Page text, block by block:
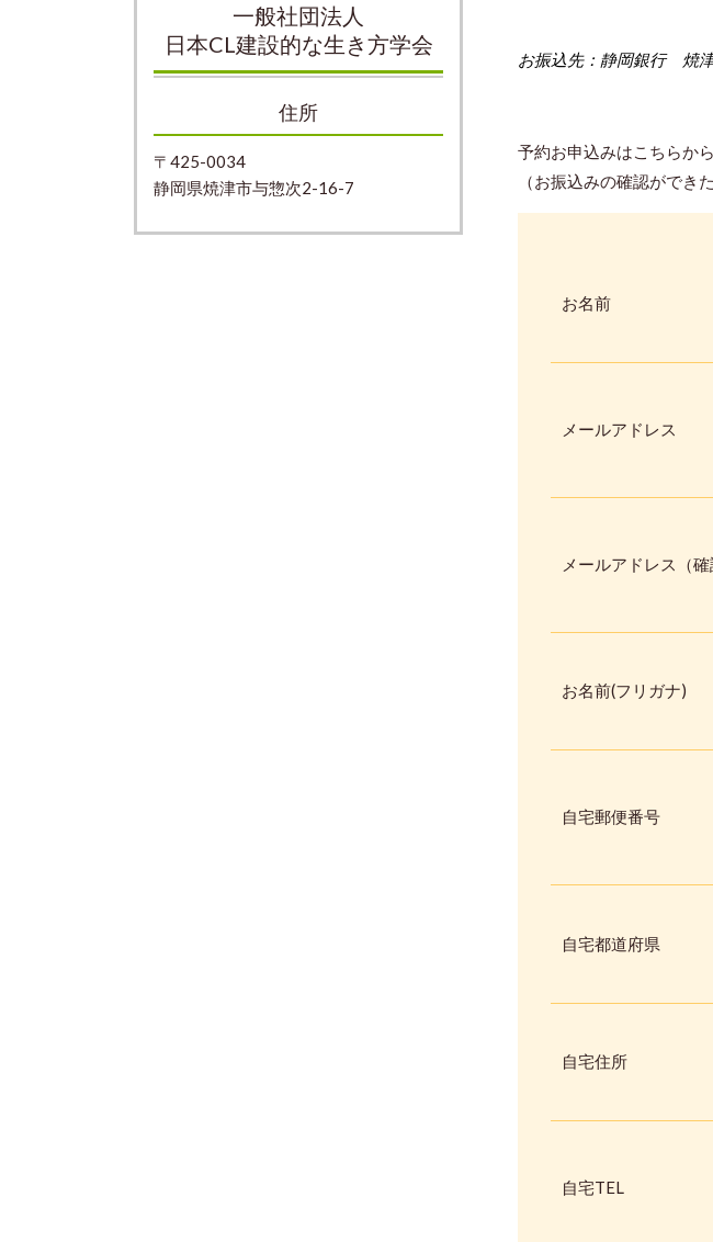
お振込先：静岡銀行 焼
予約お申込みはこちらから
（お振込みの確認ができ
お名前
メールアドレス
メールアドレス（確
お名前(フリガナ)
自宅郵便番号
自宅都道府県
自宅住所
自宅TEL
一般社団法人
日本CL建設的な生き方学会
住所
〒425-0034
静岡県焼津市与惣次2-16-7